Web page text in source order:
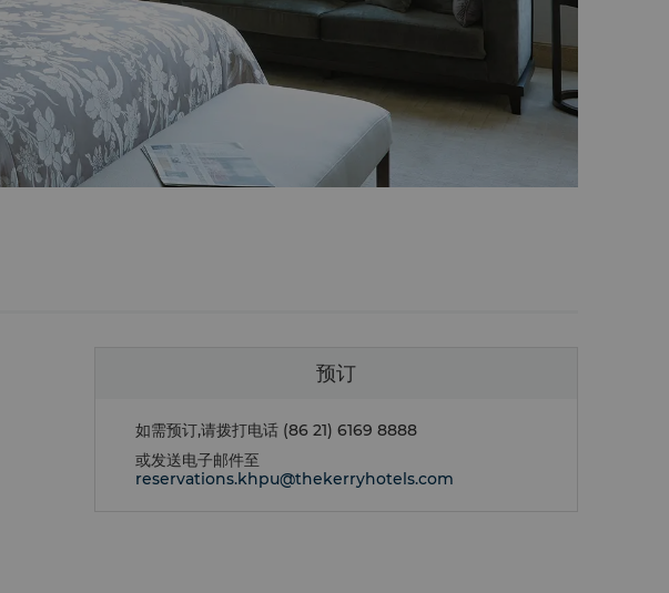
预订
如需预订,请拨打电话 (86 21) 6169 8888
或发送电子邮件至
reservations.khpu@thekerryhotels.com